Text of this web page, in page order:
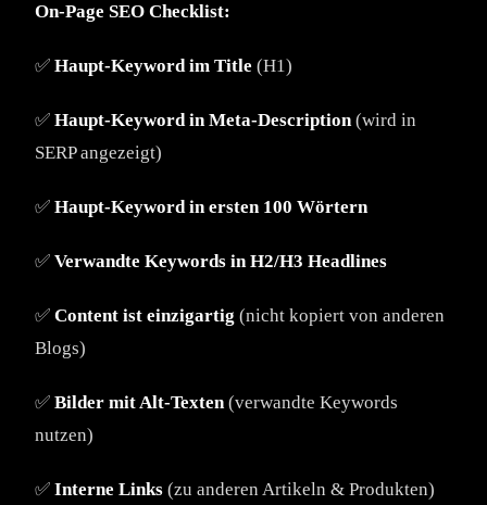
On-Page SEO Checklist:
✅ Haupt-Keyword im Title (H1)
✅ Haupt-Keyword in Meta-Description(wird in
SERP angezeigt)
✅ Haupt-Keyword in ersten 100 Wörtern
✅ Verwandte Keywords in H2/H3 Headlines
✅ Content ist einzigartig (nicht kopiert von anderen
Blogs)
✅ Bilder mit Alt-Texten(verwandte Keywords
nutzen)
✅ Interne Links (zu anderen Artikeln & Produkten)